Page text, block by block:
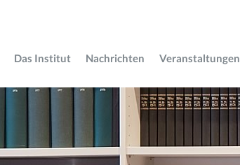
Das Institut Nachrichten Veranstaltungen